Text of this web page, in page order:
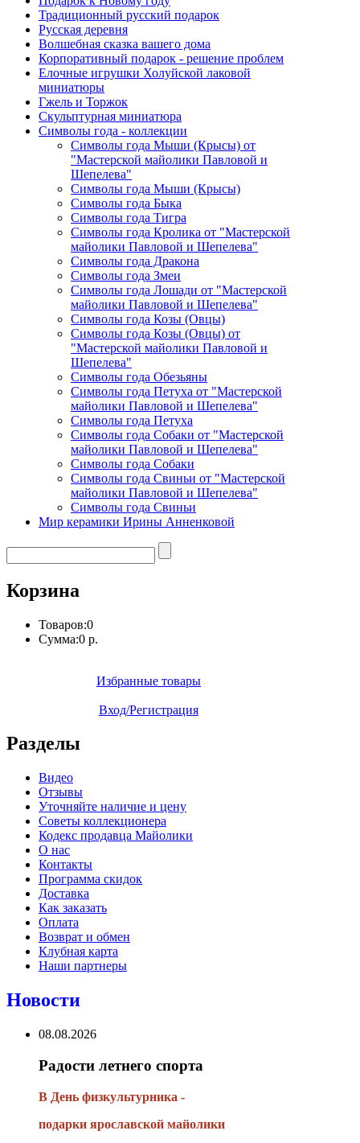
Традиционный русский подарок
Русская деревня
Волшебная сказка вашего дома
Корпоративный подарок - решение проблем
Елочные игрушки Холуйской лаковой
миниатюры
Гжель и Торжок
Скульптурная миниатюра
Символы года - коллекции
Символы года Мыши (Крысы) от
"Мастерской майолики Павловой и
Шепелева"
Символы года Мыши (Крысы)
Символы года Быка
Символы года Тигра
Символы года Кролика от "Мастерской
майолики Павловой и Шепелева"
Символы года Дракона
Символы года Змеи
Символы года Лошади от "Мастерской
майолики Павловой и Шепелева"
Символы года Козы (Овцы)
Символы года Козы (Овцы) от
"Мастерской майолики Павловой и
Шепелева"
Символы года Обезьяны
Символы года Петуха от "Мастерской
майолики Павловой и Шепелева"
Символы года Петуха
Символы года Собаки от "Мастерской
майолики Павловой и Шепелева"
Символы года Собаки
Символы года Свиньи от "Мастерской
майолики Павловой и Шепелева"
Символы года Свиньи
Мир керамики Ирины Анненковой
Корзина
Товаров:0
Сумма:0 р.
Избранные товары
Вход/Регистрация
Разделы
Видео
Отзывы
Уточняйте наличие и цену
Советы коллекционера
Кодекс продавца Майолики
О нас
Контакты
Программа скидок
Доставка
Как заказать
Оплата
Возврат и обмен
Клубная карта
Наши партнеры
Новости
08.08.2026
Радости летнего спорта
В День физкультурника -
подарки ярославской майолики